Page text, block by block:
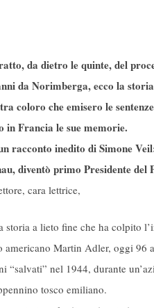
da dietro le quinte, del
da Norimberga, ecco la storia
coloro che emisero le
in Francia le sue memorie.
racconto inedito di Simone
diventò primo Presidente del
cara lettrice,
storia a lieto fine che ha colpito
americano Martin Adler, oggi 96
“salvati” nel 1944, durante
tosco emiliano.